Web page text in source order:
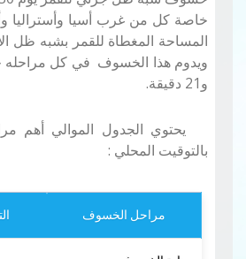
خاصة كل من غرب أسيا وأستراليا
المساحة المغطاة للقمر بشبه ظل
ويدوم هذا الخسوف في كل مراحله
يحتوي الجدول الموالي أهم
بالتوقيت المحلي :
مراحل الخسوف